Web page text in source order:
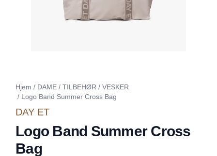
Hjem / DAME / TILBEHØR / VESKER
/ Logo Band Summer Cross Bag
DAY ET
Logo Band Summer Cross
Bag